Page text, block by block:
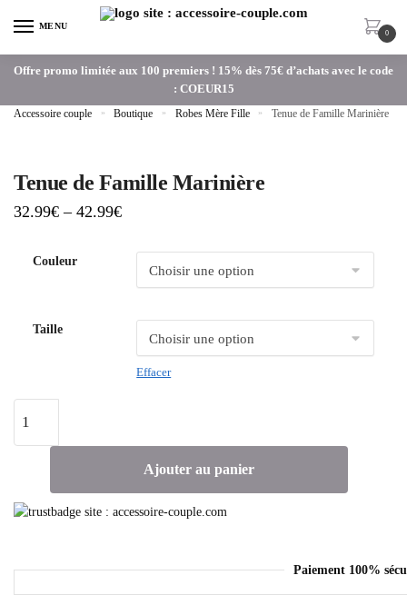
MENU
0
Offre promo limitée aux 100 premiers ! 15% dès 75€ d’achats avec le code
: COEUR15
Accessoire couple » Boutique » Robes Mère Fille » Tenue de Famille Marinière
Tenue de Famille Marinière
32.99€ – 42.99€
Couleur
Taille
Effacer
Ajouter au panier
Paiement 100%